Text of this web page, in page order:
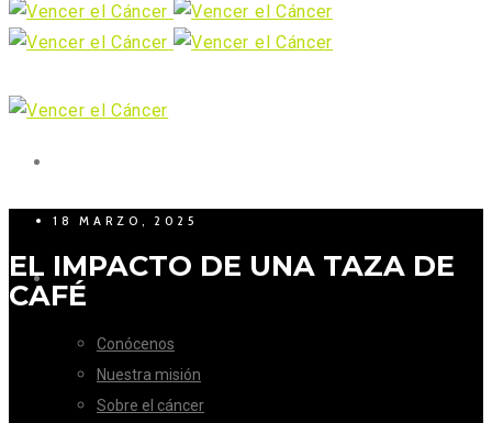
LA FUNDACIÓN
Conócenos
Nuestra misión
Sobre el cáncer
18 MARZO, 2025
EL IMPACTO DE UNA TAZA DE
CAFÉ